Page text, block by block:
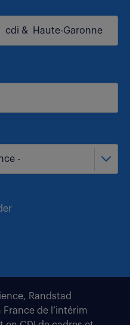
-
Randstad
de l’intérim